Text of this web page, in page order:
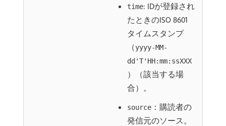
time: IDが登録され
たときのISO 8601
タイムスタンプ
（yyyy-MM-
dd'T'HH:mm:ssXXX
）（該当する場
合）。
source ：購読者の
発信元のソース。